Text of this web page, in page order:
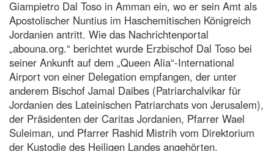
Giampietro Dal Toso in Amman ein, wo er sein Amt als
Apostolischer Nuntius im Haschemitischen Königreich
Jordanien antritt. Wie das Nachrichtenportal
„abouna.org.“ berichtet wurde Erzbischof Dal Toso bei
seiner Ankunft auf dem „Queen Alia“-International
Airport von einer Delegation empfangen, der unter
anderem Bischof Jamal Daibes (Patriarchalvikar für
Jordanien des Lateinischen Patriarchats von Jerusalem),
der Präsidenten der Caritas Jordanien, Pfarrer Wael
Suleiman, und Pfarrer Rashid Mistrih vom Direktorium
der Kustodie des Heiligen Landes angehörten.